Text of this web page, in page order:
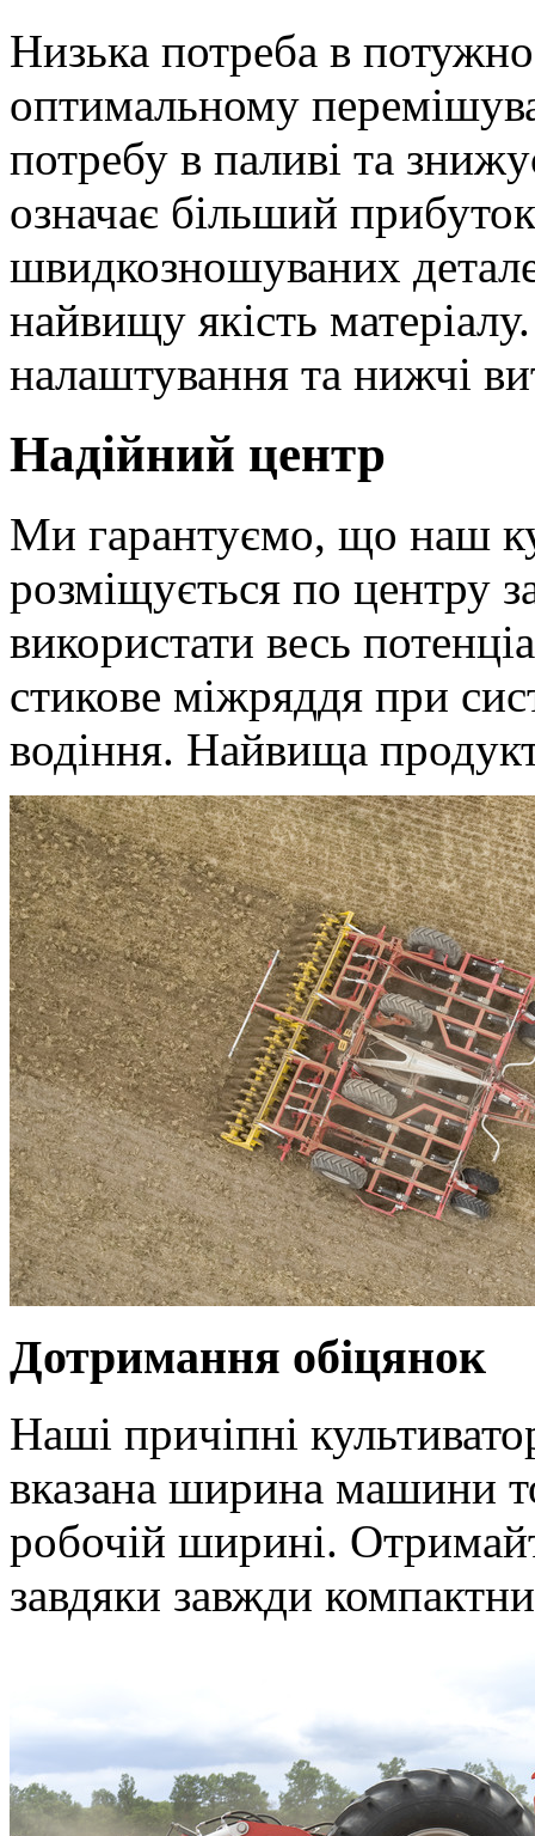
Низька потреба в
оптимальному
потребу в паливі та
означає більший
швидкозношуваних
найвищу якість
налаштування та нижчі
Надійний центр
Ми гарантуємо, що наш
розміщується по центру
використати весь
стикове міжряддя при
водіння. Найвища
Дотримання обіцянок
Наші причіпні
вказана ширина машини
робочій ширині.
завдяки завжди